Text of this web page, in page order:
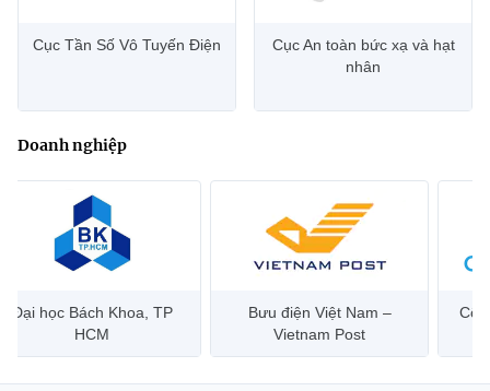
Cục Tần Số Vô Tuyến Điện
Cục An toàn bức xạ và hạt
nhân
Doanh nghiệp
Đại học Bách Khoa, TP
HCM
Bưu điện Việt Nam –
Vietnam Post